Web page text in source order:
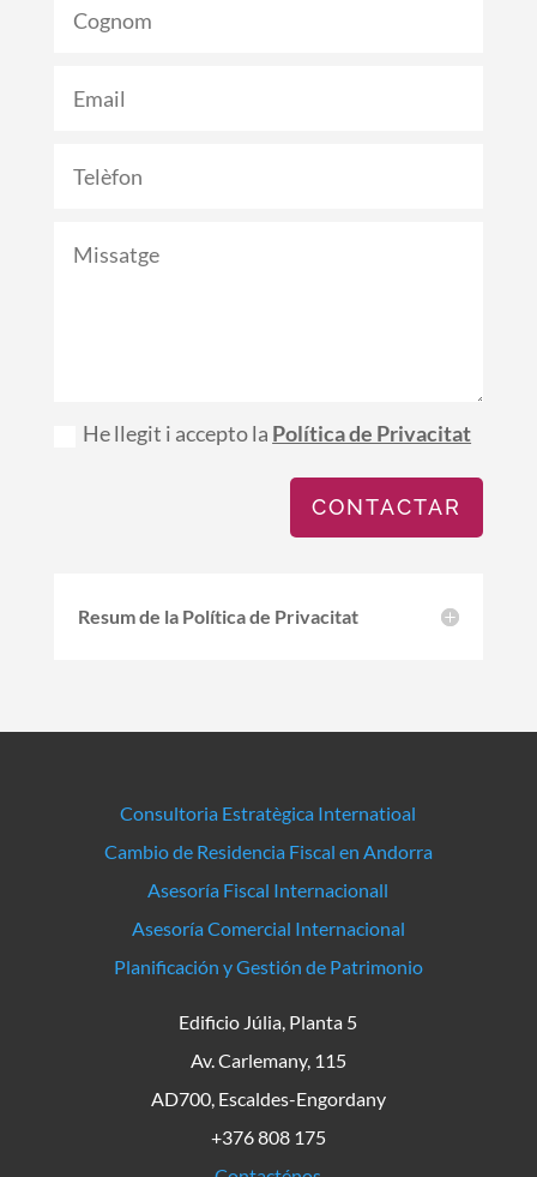
He llegit i accepto la Política de Privacitat
CONTACTAR
Resum de la Política de Privacitat
Consultoria Estratègica Internatioal
Cambio de Residencia Fiscal en Andorra
Asesoría Fiscal Internacionall
Asesoría Comercial Internacional
Planificación y Gestión de Patrimonio
Edificio Júlia, Planta 5
Av. Carlemany, 115
AD700, Escaldes-Engordany
+376 808 175